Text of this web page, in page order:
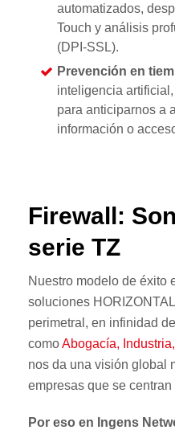
automatizados,
Touch y análisis
(DPI-SSL).
Prevención en
inteligencia
para anticiparnos a
información o
Firewall:
serie TZ
Nuestro modelo de éxito
soluciones
perimetral, en infinidad
comoAbogacía,
nos da una visión global
empresas que se
Por eso en Ingens